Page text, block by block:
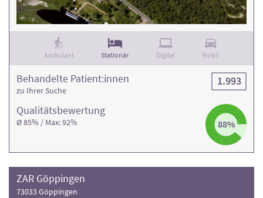
Ambulant Stationär Digital Mobil
Qualitäts­bewertung
Ø 85% / Max: 92% 88%
Behandelte Patient:innen
zu Ihrer Suche
1.993
ZAR Göppingen
73033 Göppingen